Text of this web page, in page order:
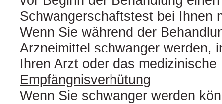
Schwangerschaftstest bei Ihnen
Wenn Sie während der
Arzneimittel schwanger werden,
Ihren Arzt oder das medizinische
Empfängnisverhütung
Wenn Sie schwanger werden